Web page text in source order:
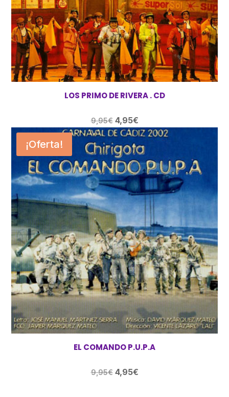
LOS PRIMO DE RIVERA . CD
9,95€ El
precio
original
era:
9,95€.
4,95€El
precio
actual
es:
4,95€.
¡Oferta!
EL COMANDO P.U.P.A
9,95€ El
4,95€El